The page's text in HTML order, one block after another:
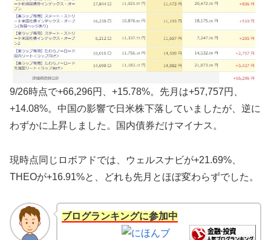
9/26時点で+66,296円、+15.78%。先月は+57,757円、
+14.08%。中国の影響で日米株下落していましたが、逆に
わずかに上昇しました。国内債券だけマイナス。
現時点同じロボアドでは、ウェルスナビが+21.69%、
THEOが+16.91%と、どれも先月とほぼ変わらずでした。
ブログランキングに参加中